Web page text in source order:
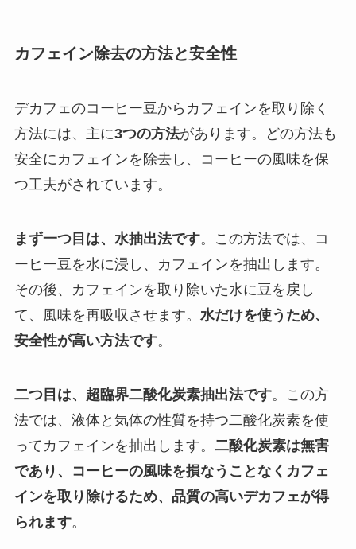
カフェイン除去の方法と安全性
デカフェのコーヒー豆からカフェインを取り除く
方法には、主に3つの方法があります。どの方法も
安全にカフェインを除去し、コーヒーの風味を保
つ工夫がされています。
まず一つ目は、水抽出法です。この方法では、コ
ーヒー豆を水に浸し、カフェインを抽出します。
その後、カフェインを取り除いた水に豆を戻し
て、風味を再吸収させます。 水だけを使うため、
安全性が高い方法です。
二つ目は、超臨界二酸化炭素抽出法です。この方
法では、液体と気体の性質を持つ二酸化炭素を使
ってカフェインを抽出します。 二酸化炭素は無害
であり、コーヒーの風味を損なうことなくカフェ
インを取り除けるため、品質の高いデカフェが得
られます。